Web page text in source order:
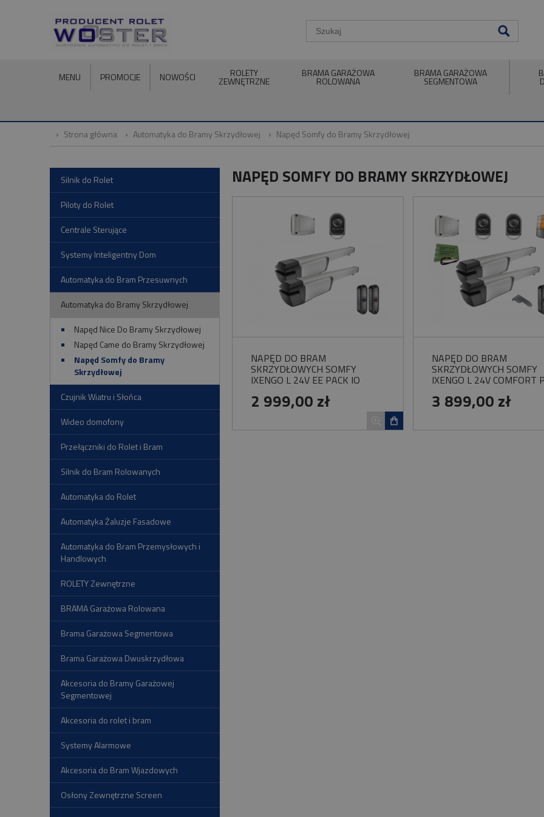
MENU PROMOCJE NOWOŚCI ROLETY
ZEWNĘTRZNE
BRAMA GARAŻOWA
ROLOWANA
BRAMA GARAŻOWA
SEGMENTOWA
Strona główna Automatyka do Bramy Skrzydłowej Napęd Somfy do Bramy Skrzydłowej
Silnik do Rolet
Piloty do Rolet
Centrale Sterujące
Systemy Inteligentny Dom
Automatyka do Bram Przesuwnych
Automatyka do Bramy Skrzydłowej
Napęd Nice Do Bramy Skrzydłowej
Napęd Came do Bramy Skrzydłowej
Napęd Somfy do Bramy
Skrzydłowej
Czujnik Wiatru i Słońca
Wideo domofony
Przełączniki do Rolet i Bram
Silnik do Bram Rolowanych
Automatyka do Rolet
Automatyka Żaluzje Fasadowe
Automatyka do Bram Przemysłowych i
Handlowych
ROLETY Zewnętrzne
BRAMA Garażowa Rolowana
Brama Garażowa Segmentowa
Brama Garażowa Dwuskrzydłowa
Akcesoria do Bramy Garażowej
Segmentowej
Akcesoria do rolet i bram
Systemy Alarmowe
Akcesoria do Bram Wjazdowych
Osłony Zewnętrzne Screen
NAPĘD SOMFY DO BRAMY SKRZYDŁOWEJ
NAPĘD DO BRAM
SKRZYDŁOWYCH SOMFY
IXENGO L 24V EE PACK IO
2 999,00 zł
NAPĘD DO BRAM
SKRZYDŁOWYCH SOMFY
IXENGO L 24V COMFORT
3 899,00 zł